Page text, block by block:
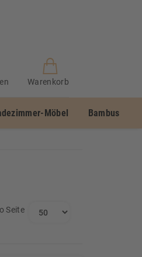
Warenkorb
Möbel Bambus
Seite